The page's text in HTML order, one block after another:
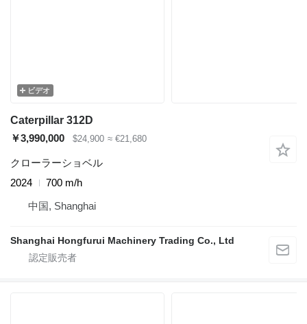
ビデオ
Caterpillar 312D
￥3,990,000
$24,900 ≈ €21,680
クローラーショベル
2024
700 m/h
中国, Shanghai
Shanghai Hongfurui Machinery Trading Co., Ltd